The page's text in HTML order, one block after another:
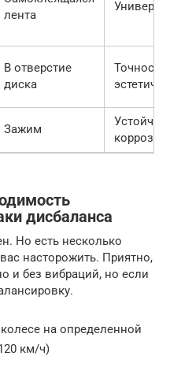
лента
В отверстие
диска
Точность,
Зажим
коррозии
дисбаланса
Но есть несколько
насторожить. Приятно,
и без вибраций, но если
на определенной
км/ч)